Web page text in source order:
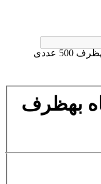
عددی
بهظرف